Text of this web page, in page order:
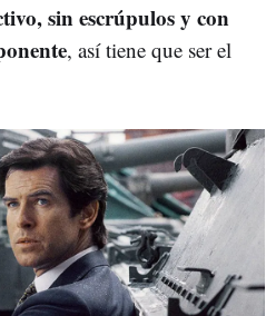
sin escrúpulos y con
, así tiene que ser el